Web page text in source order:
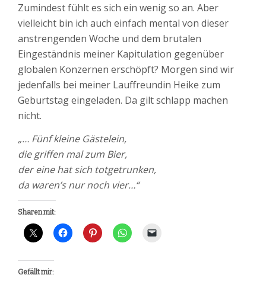
Zumindest fühlt es sich ein wenig so an. Aber
vielleicht bin ich auch einfach mental von dieser
anstrengenden Woche und dem brutalen
Eingeständnis meiner Kapitulation gegenüber
globalen Konzernen erschöpft? Morgen sind wir
jedenfalls bei meiner Lauffreundin Heike zum
Geburtstag eingeladen. Da gilt schlapp machen
nicht.
„… Fünf kleine Gästelein,
die griffen mal zum Bier,
der eine hat sich totgetrunken,
da waren’s nur noch vier…“
Sharen mit:
Gefällt mir: